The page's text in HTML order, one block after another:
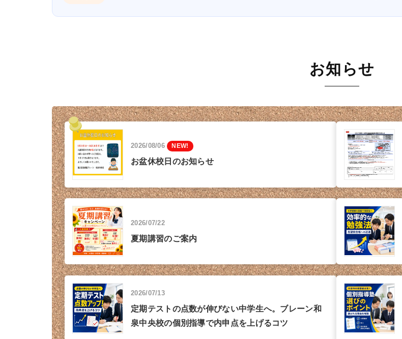
お知らせ
2026/08/06 NEW!
お盆休校日のお知らせ
2026/07/22
夏期講習のご案内
2026/07/13
定期テストの点数が伸びない中学生へ。ブレーン和
泉中央校の個別指導で内申点を上げるコツ